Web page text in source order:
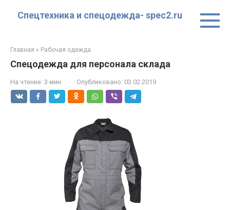
Спецтехника и спецодежда- spec2.ru
Главная » Рабочая одежда
Спецодежда для персонала склада
На чтение: 3 мин Опубликовано: 03.02.2019